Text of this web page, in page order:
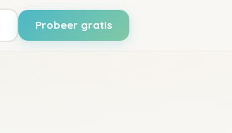
Probeer gratis